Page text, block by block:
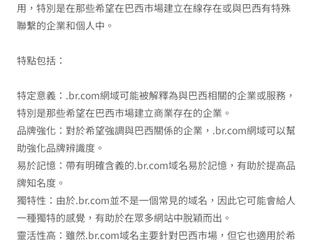
用，特別是在那些希望在巴西市場建立在線存在或與巴西有特殊
聯繫的企業和個人中。
特點包括：
特定意義：.br.com網域可能被解釋為與巴西相關的企業或服務，
特別是那些希望在巴西市場建立商業存在的企業。
品牌強化：對於希望強調與巴西關係的企業，.br.com網域可以幫
助強化品牌辨識度。
易於記憶：帶有明確含義的.br.com域名易於記憶，有助於提高品
牌知名度。
獨特性：由於.br.com並不是一個常見的域名，因此它可能會給人
一種獨特的感覺，有助於在眾多網站中脫穎而出。
靈活性高：雖然.br.com域名主要針對巴西市場，但它也適用於希